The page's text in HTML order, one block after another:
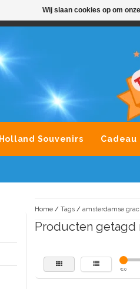
Holland Souvenirs
Home/ Tags/ amsterdamse
Producten getagd
€0
Wij slaan cookies op om